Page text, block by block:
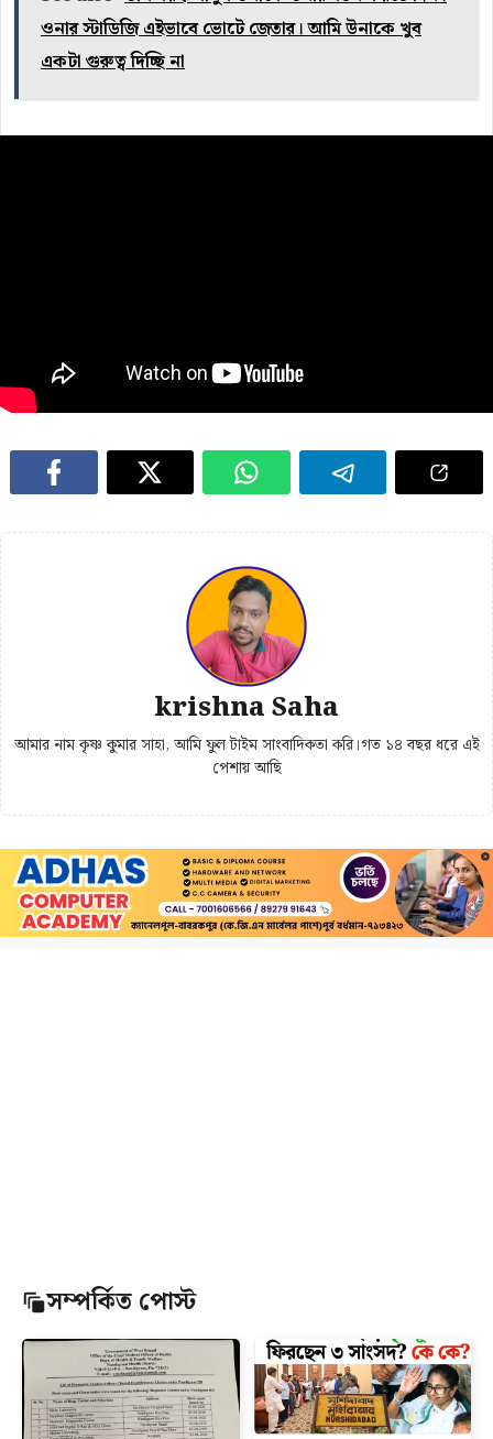
ওনার স্টাডিজি এইভাবে ভোটে জেতার। আমি উনাকে খুব
একটা গুরুত্ব দিচ্ছি না
krishna Saha
আমার নাম কৃষ্ণ কুমার সাহা, আমি ফুল টাইম সাংবাদিকতা করি।গত ১৪ বছর ধরে এই
পেশায় আছি
সম্পর্কিত পোস্ট